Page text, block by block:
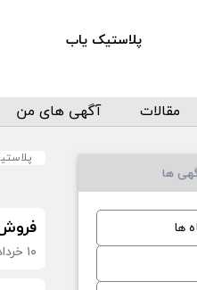
پلاستیک یاب
مقالات آگهی های من
۱۰ خرداد ۱۴۰۴
ها
ها